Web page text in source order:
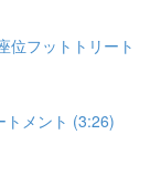
位フットトリート
トメント (3:26)